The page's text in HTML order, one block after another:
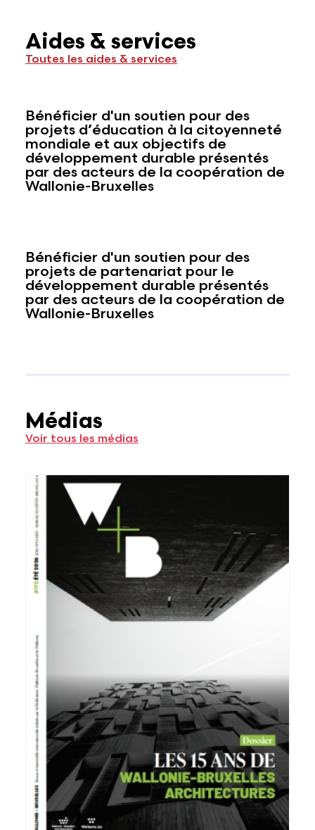
Aides & services
Toutes les aides & services
Bénéficier d'un soutien pour des
projets d’éducation à la citoyenneté
mondiale et aux objectifs de
développement durable présentés
par des acteurs de la coopération de
Wallonie-Bruxelles
Bénéficier d'un soutien pour des
projets de partenariat pour le
développement durable présentés
par des acteurs de la coopération de
Wallonie-Bruxelles
Médias
Voir tous les médias
Voir plus